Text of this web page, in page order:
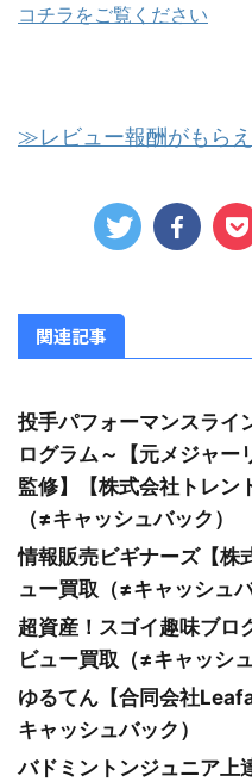
コチラをご覧ください
≫レビュー報酬がもら
関連記事
投手パフォーマンスライ
ログラム～【元メジャ
監修】【株式会社トレン
（≠キャッシュバック）
情報販売ビギナーズ【
ュー買取（≠キャッシュバ
超資産！スゴイ趣味ブロ
ビュー買取（≠キャッシュ
ゆるてん【合同会社
キャッシュバック）
バドミントンジュニア上